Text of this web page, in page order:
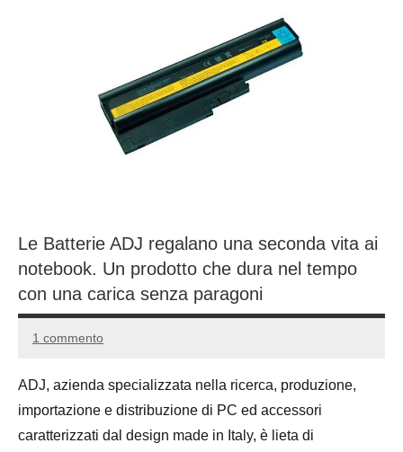
Le Batterie ADJ regalano una seconda vita ai
notebook. Un prodotto che dura nel tempo
con una carica senza paragoni
18
2016
Andrea
1 commento
ADJ, azienda specializzata nella ricerca, produzione,
importazione e distribuzione di PC ed accessori
caratterizzati dal design made in Italy, è lieta di